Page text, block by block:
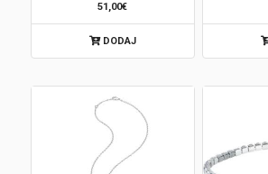
Registracija
51,00€
DODAJ